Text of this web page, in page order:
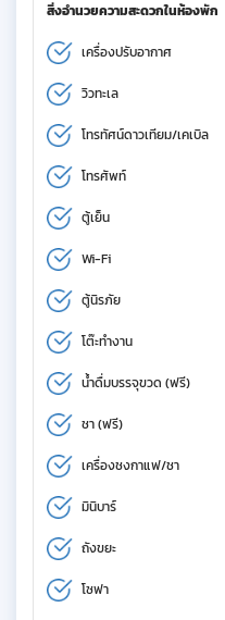
สิ่งอำนวยความสะดวกในห้องพัก
เครื่องปรับอากาศ
วิวทะเล
โทรทัศน์ดาวเทียม/เคเบิล
โทรศัพท์
ตู้เย็น
Wi-Fi
ตู้นิรภัย
โต๊ะทำงาน
น้ำดื่มบรรจุขวด (ฟรี)
ชา (ฟรี)
เครื่องชงกาแฟ/ชา
มินิบาร์
ถังขยะ
โซฟา